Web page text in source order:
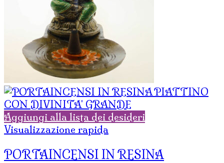
Aggiungi alla lista dei desideri
Visualizzazione rapida
PORTAINCENSI IN RESINA